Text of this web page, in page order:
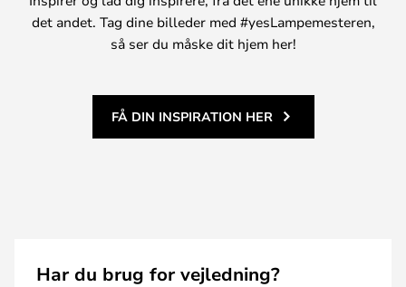
det andet. Tag dine billeder med #yesLampemesteren,
så ser du måske dit hjem her!
FÅ DIN INSPIRATION HER
Har du brug for vejledning?